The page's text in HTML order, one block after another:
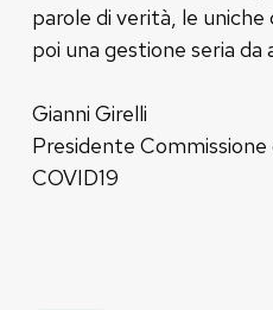
parole di verità, le uniche
poi una gestione seria da
Gianni Girelli
Presidente Commissione
COVID19